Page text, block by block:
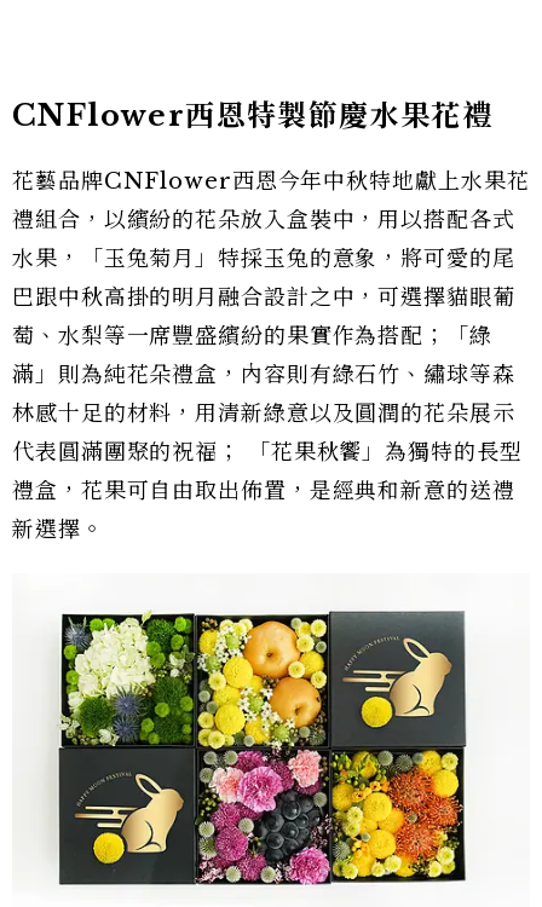
CNFlower西恩特製節慶水果花禮
花藝品牌CNFlower西恩今年中秋特地獻上水果花
禮組合，以繽紛的花朵放入盒裝中，用以搭配各式
水果，「玉兔菊月」特採玉兔的意象，將可愛的尾
巴跟中秋高掛的明月融合設計之中，可選擇貓眼葡
萄、水梨等一席豐盛繽紛的果實作為搭配；「綠
滿」則為純花朵禮盒，內容則有綠石竹、繡球等森
林感十足的材料，用清新綠意以及圓潤的花朵展示
代表圓滿團聚的祝福； 「花果秋饗」為獨特的長型
禮盒，花果可自由取出佈置，是經典和新意的送禮
新選擇。